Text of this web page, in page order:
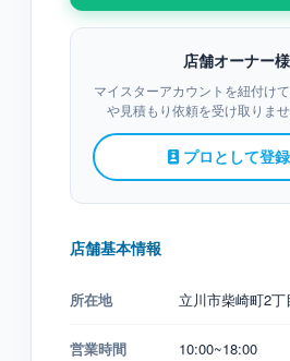
店舗オーナー
マイスターアカウントを紐付け
や見積もり依頼を受け取りませ
プロとして登
店舗基本情報
所在地 立川市柴崎町2
営業時間 10:00~18:00